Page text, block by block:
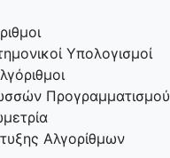
Υπολογισμοί
Προγραμματισμού
Αλγορίθμων